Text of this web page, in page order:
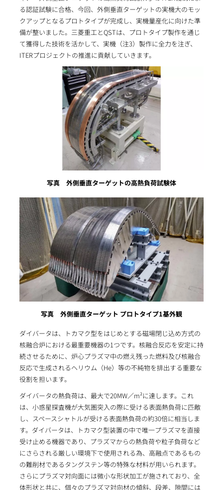
る認証試験に合格、今回、外側垂直ターゲットの実機大のモッ
クアップとなるプロトタイプが完成し、実機量産化に向けた準
備が整いました。三菱重工とQSTは、プロトタイプ製作を通じ
て獲得した技術を活かして、実機（注3）製作に全力を注ぎ、
ITERプロジェクトの推進に貢献していきます。
写真 外側垂直ターゲットの高熱負荷試験体
写真 外側垂直ターゲット プロトタイプ1基外観
ダイバータは、トカマク型をはじめとする磁場閉じ込め方式の
核融合炉における最重要機器の1つです。核融合反応を安定に持
続させるために、炉心プラズマ中の燃え残った燃料及び核融合
反応で生成されるヘリウム（He）等の不純物を排出する重要な
役割を担います。
ダイバータの熱負荷は、最大で20MW／m²に達します。これ
は、小惑星探査機が大気圏突入の際に受ける表面熱負荷に匹敵
し、スペースシャトルが受ける表面熱負荷の約30倍に相当しま
す。ダイバータは、トカマク型装置の中で唯一プラズマを直接
受け止める機器であり、プラズマからの熱負荷や粒子負荷など
にさらされる厳しい環境下で使用される為、高融点であるもの
の難削材であるタングステン等の特殊な材料が用いられます。
さらにプラズマ対向面には微小な形状加工が施されており、全
体形状と共に、個々のプラズマ対向材の傾斜、段差、隙間には